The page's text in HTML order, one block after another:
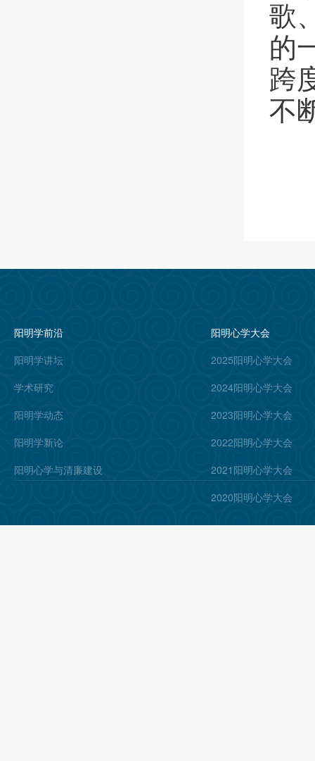
歌
的
跨
不
阳明学前沿
阳明学讲坛
学术研究
阳明学动态
阳明学新论
阳明心学与清廉建设
阳明心学大会
2025阳明心学大会
2024阳明心学大会
2023阳明心学大会
2022阳明心学大会
2021阳明心学大会
2020阳明心学大会